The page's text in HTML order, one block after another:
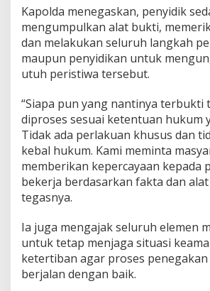
Kapolda menegaskan, penyidik
mengumpulkan alat bukti,
dan melakukan seluruh langkah
maupun penyidikan untuk
utuh peristiwa tersebut.
“Siapa pun yang nantinya terbukti
diproses sesuai ketentuan hukum
Tidak ada perlakuan khusus dan
kebal hukum. Kami meminta
memberikan kepercayaan kepada
bekerja berdasarkan fakta dan
tegasnya.
Ia juga mengajak seluruh elemen
untuk tetap menjaga situasi
ketertiban agar proses
berjalan dengan baik.